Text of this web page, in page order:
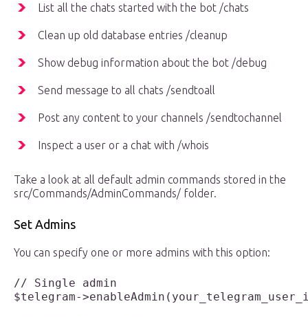
List all the chats started with the bot /chats
Clean up old database entries /cleanup
Show debug information about the bot /debug
Send message to all chats /sendtoall
Post any content to your channels /sendtochannel
Inspect a user or a chat with /whois
Take a look at all default admin commands stored in the
src/Commands/AdminCommands/ folder.
Set Admins
You can specify one or more admins with this option:
// Single admin
$telegram-